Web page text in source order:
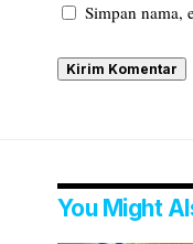
Simpan nama,
You Might